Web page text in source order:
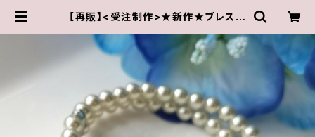
【再販】<受注制作>★新作★ブレス腕
バー)･Bホワイト | ゆきんこしょっぷ
（yukky.）アクセサリーショップ